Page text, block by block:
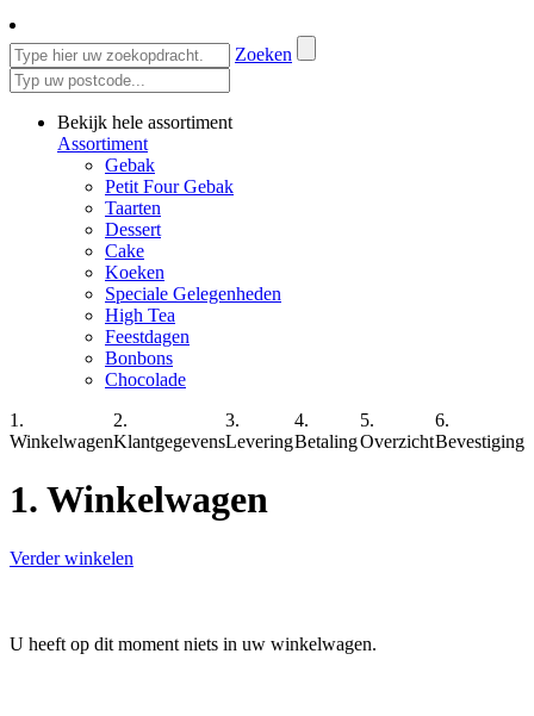
Zoeken
Bekijk hele assortiment
Assortiment
Gebak
Petit Four Gebak
Taarten
Dessert
Cake
Koeken
Speciale Gelegenheden
High Tea
Feestdagen
Bonbons
Chocolade
1.
Winkelwagen
2.
Klantgegevens
3.
Levering
4.
Betaling
5.
Overzicht
6.
Bevestiging
1. Winkelwagen
Verder winkelen
U heeft op dit moment niets in uw winkelwagen.